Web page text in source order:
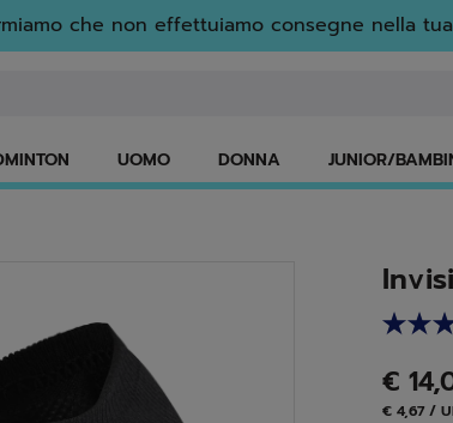
che non effettuiamo consegne nella
UOMO DONNA JUNIOR/
€
€ 4,67 /